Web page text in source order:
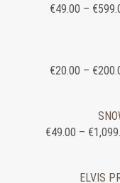
€49.00 – €
€20.00 – €
€49.00 – €
ELVIS